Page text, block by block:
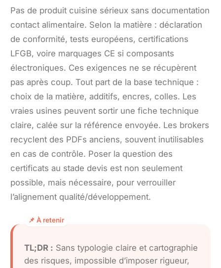
Pas de produit cuisine sérieux sans documentation
contact alimentaire. Selon la matière : déclaration
de conformité, tests européens, certifications
LFGB, voire marquages CE si composants
électroniques. Ces exigences ne se récupèrent
pas après coup. Tout part de la base technique :
choix de la matière, additifs, encres, colles. Les
vraies usines peuvent sortir une fiche technique
claire, calée sur la référence envoyée. Les brokers
recyclent des PDFs anciens, souvent inutilisables
en cas de contrôle. Poser la question des
certificats au stade devis est non seulement
possible, mais nécessaire, pour verrouiller
l’alignement qualité/développement.
TL;DR : Sans typologie claire et cartographie
des risques, impossible d’imposer rigueur,